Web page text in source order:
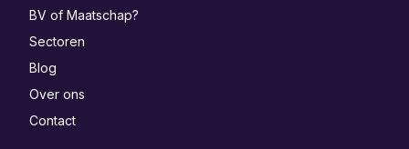
BV of Maatschap?
Sectoren
Blog
Over ons
Contact